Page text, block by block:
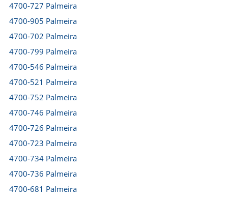
4700-727 Palmeira
4700-905 Palmeira
4700-702 Palmeira
4700-799 Palmeira
4700-546 Palmeira
4700-521 Palmeira
4700-752 Palmeira
4700-746 Palmeira
4700-726 Palmeira
4700-723 Palmeira
4700-734 Palmeira
4700-736 Palmeira
4700-681 Palmeira